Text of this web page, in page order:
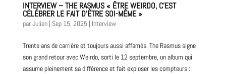
INTERVIEW – THE RASMUS « ÊTRE WEIRDO, C’EST
CÉLÉBRER LE FAIT D’ÊTRE SOI-MÊME »
parJulien| Sep 15, 2025| Interview
Trente ans de carrière et toujours aussi affamés. The Rasmus signe
son grand retour avec Weirdo, sorti le 12 septembre, un album qui
assume pleinement sa différence et fait exploser les compteurs :